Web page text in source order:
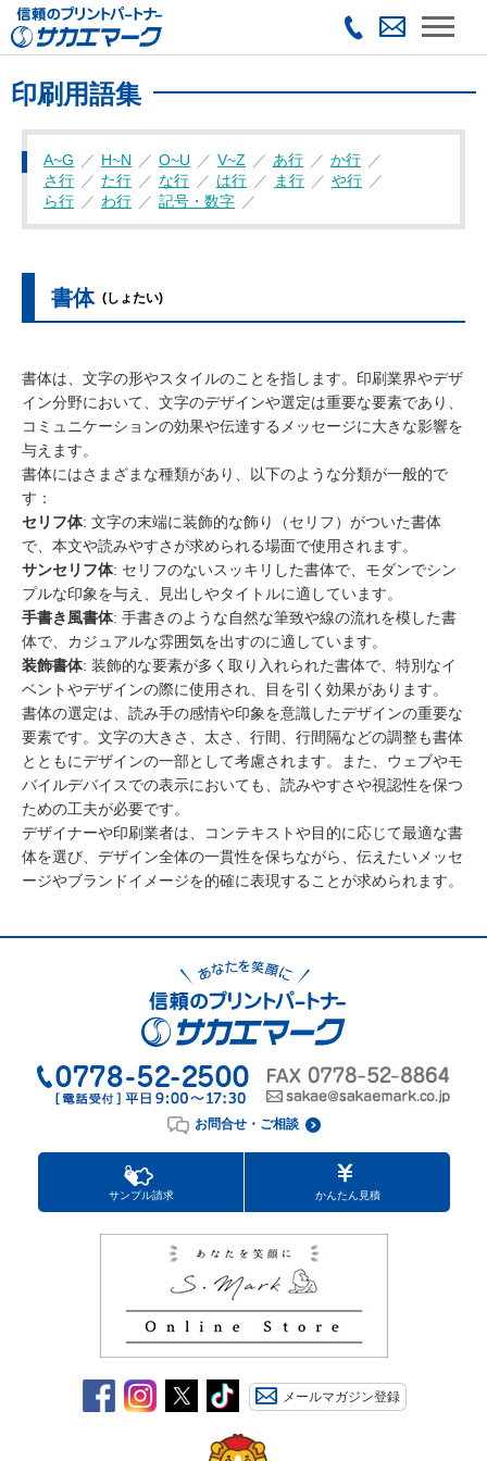
印刷用語集
A~G H~N O~U V~Z あ行
か行
さ行
た行 な行 は行 ま行
や行
ら行
わ行 記号・数字
書体 (しょたい)
書体は、文字の形やスタイルのことを指します。印刷業界やデザ
イン分野において、文字のデザインや選定は重要な要素であり、
コミュニケーションの効果や伝達するメッセージに大きな影響を
与えます。
書体にはさまざまな種類があり、以下のような分類が一般的で
す：
セリフ体: 文字の末端に装飾的な飾り（セリフ）がついた書体
で、本文や読みやすさが求められる場面で使用されます。
サンセリフ体: セリフのないスッキリした書体で、モダンでシン
プルな印象を与え、見出しやタイトルに適しています。
手書き風書体: 手書きのような自然な筆致や線の流れを模した書
体で、カジュアルな雰囲気を出すのに適しています。
装飾書体: 装飾的な要素が多く取り入れられた書体で、特別なイ
ベントやデザインの際に使用され、目を引く効果があります。
書体の選定は、読み手の感情や印象を意識したデザインの重要な
要素です。文字の大きさ、太さ、行間、行間隔などの調整も書体
とともにデザインの一部として考慮されます。また、ウェブやモ
バイルデバイスでの表示においても、読みやすさや視認性を保つ
ための工夫が必要です。
デザイナーや印刷業者は、コンテキストや目的に応じて最適な書
体を選び、デザイン全体の一貫性を保ちながら、伝えたいメッセ
ージやブランドイメージを的確に表現することが求められます。
お問合せ・ご相談
サンプル請求 かんたん見積
メールマガジン登録